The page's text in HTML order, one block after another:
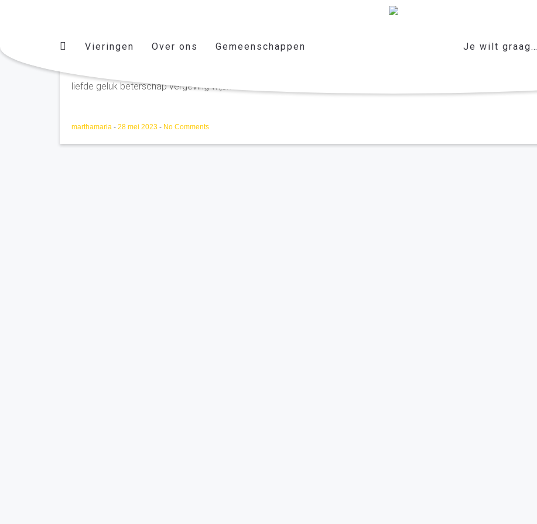
Vieringen Over ons Gemeenschappen Je wilt graag…
liefde geluk beterschap vergeving wijsheid....vier het leven
marthamaria - 28 mei 2023 - No Comments